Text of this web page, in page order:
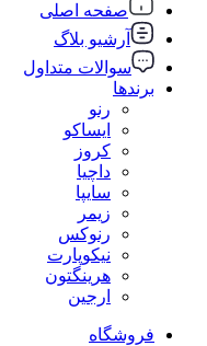
صفحه اصلی
آرشیو بلاگ
سوالات متداول
برندها
رنو
ایساکو
کروز
داچیا
سایپا
زیمر
رنوکس
نیکوپارت
هرینگتون
ارجین
فروشگاه